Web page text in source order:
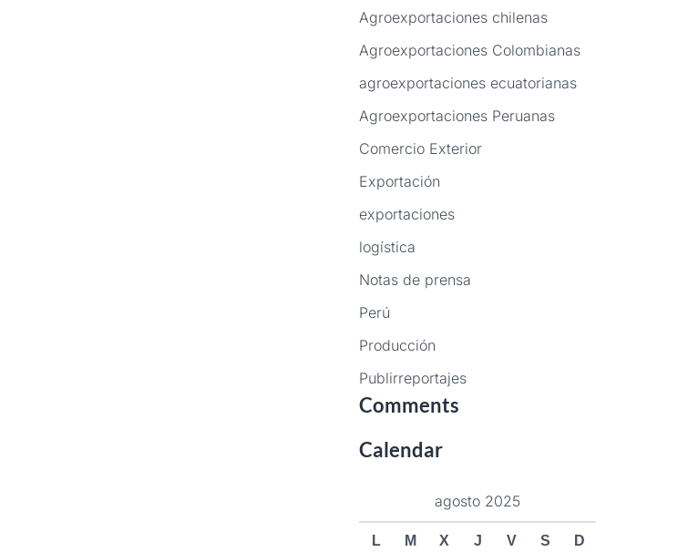
r
p
o
r
Agroexportaciones chilenas
Agroexportaciones Colombianas
agroexportaciones ecuatorianas
Agroexportaciones Peruanas
Comercio Exterior
Exportación
exportaciones
logística
Notas de prensa
Perú
Producción
Publirreportajes
Comments
Calendar
agosto 2025
L M X J V S D